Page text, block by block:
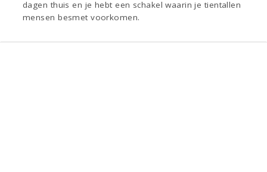
dagen thuis en je hebt een schakel waarin je tientallen
mensen besmet voorkomen.